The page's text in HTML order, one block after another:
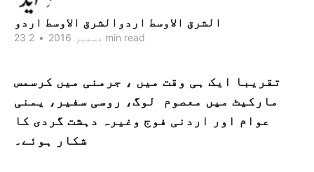
الشرق الاوسط اردوالشرق الاوسط اردو
23 دسمبر 2016 • 2 min read
تقریبا ایک ہی وقت میں ، جرمنی میں کرسمس
مارکیٹ میں معصوم لوگ، روسی سفیر، یمنی
عوام اور اردنی فوج وغیرہ دہشت گردی کا
شکار ہوئے۔